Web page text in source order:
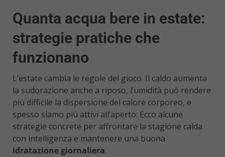
Quanta acqua bere in estate:
strategie pratiche che
funzionano
L’estate cambia le regole del gioco. Il caldo aumenta
la sudorazione anche a riposo, l’umidità può rendere
più difficile la dispersione del calore corporeo, e
spesso siamo più attivi all’aperto. Ecco alcune
strategie concrete per affrontare la stagione calda
con intelligenza e mantenere una buona
idratazione giornaliera.